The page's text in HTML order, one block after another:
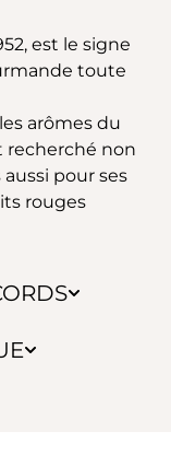
est le signe
toute
arômes du
recherché non
pour ses
rouges